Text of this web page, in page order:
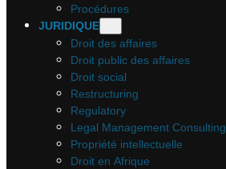
Procédures
JURIDIQUE
Droit des affaires
Droit public des affaires
Droit social
Restructuring
Regulatory
Legal Management Consulting
Propriété intellectuelle
Droit en Afrique